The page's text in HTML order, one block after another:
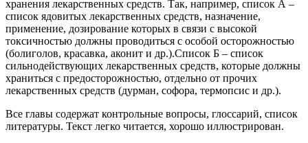
хранения лекарственных средств. Так, например, список А –
список ядовитых лекарственных средств, назначение,
применение, дозирование которых в связи с высокой
токсичностью должны проводиться с особой осторожностью
(болиголов, красавка, аконит и др.).Список Б – список
сильнодействующих лекарственных средств, которые должны
храниться с предосторожностью, отдельно от прочих
лекарственных средств (дурман, софора, термопсис и др.).
Все главы содержат контрольные вопросы, глоссарий, список
литературы. Текст легко читается, хорошо иллюстрирован.